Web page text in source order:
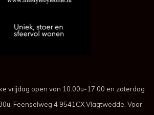
vrijdag open van 10.00u-17.00 en zaterdag
Feenselweg 4 9541CX Vlagtwedde. Voor